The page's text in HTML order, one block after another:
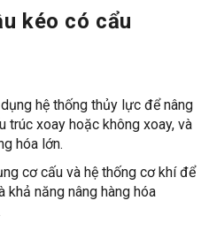
kéo có cẩu
hệ thống thủy lực để nâng
trúc xoay hoặc không xoay, và
hóa lớn.
cơ cấu và hệ thống cơ khí để
khả năng nâng hàng hóa